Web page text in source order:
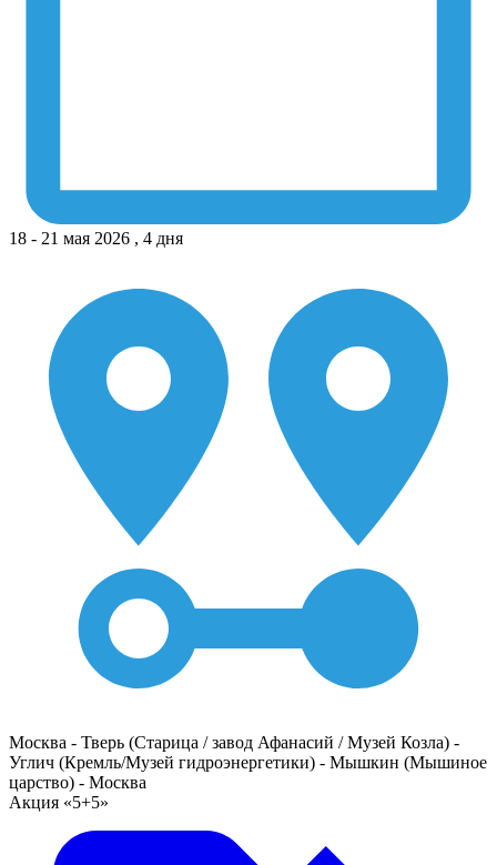
18 - 21 мая 2026 , 4 дня
Москва - Тверь (Старица / завод Афанасий / Музей Козла) -
Углич (Кремль/Музей гидроэнергетики) - Мышкин (Мышиное
царство) - Москва
Акция «5+5»